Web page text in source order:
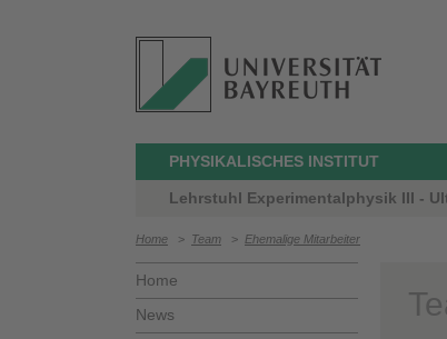
PHYSIKALISCHES INSTITUT
Lehrstuhl Experimentalphysik III -
Home > Team > Ehemalige Mitarbeiter
Home
News